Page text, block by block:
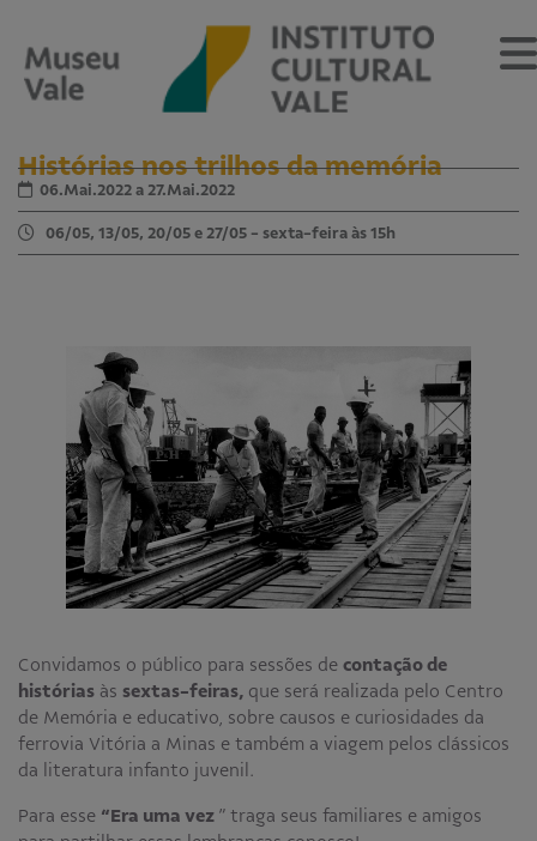
Estrutura Organizacional
Centro de Memória
Programação
Notícias
Educativo
Programa Aprendiz
Publicações
Editais
Fale conosco
Histórias nos trilhos da memória
06.Mai.2022 a 27.Mai.2022
06/05, 13/05, 20/05 e 27/05 - sexta-feira às 15h
Convidamos o público para sessões de contação de
histórias às sextas-feiras, que será realizada pelo Centro
de Memória e educativo, sobre causos e curiosidades da
ferrovia Vitória a Minas e também a viagem pelos clássicos
da literatura infanto juvenil.
Para esse “Era uma vez ” traga seus familiares e amigos